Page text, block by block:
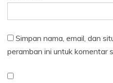
Simpan nama, email, dan
peramban ini untuk komentar